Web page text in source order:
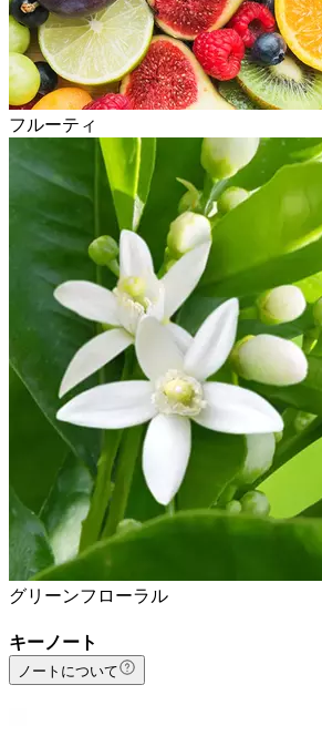
フルーティ
グリーンフローラル
キーノート
ノートについて